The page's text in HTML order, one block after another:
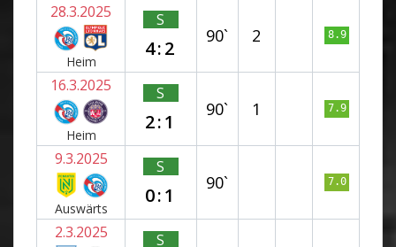
28.3.2025
Heim
S
4:2
90` 2 8.9
16.3.2025
Heim
S
2:1
90` 1 7.9
9.3.2025
Auswärts
S
0:1
90` 7.0
2.3.2025 S